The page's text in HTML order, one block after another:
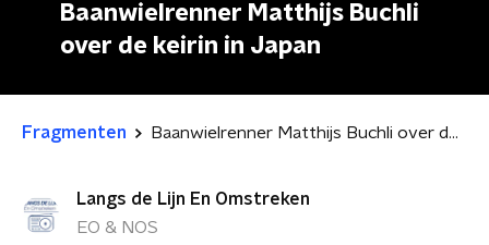
Baanwielrenner Matthijs Buchli
over de keirin in Japan
Fragmenten Baanwielrenner Matthijs Buchli over de keirin in Japan
Langs de Lijn En Omstreken
EO & NOS